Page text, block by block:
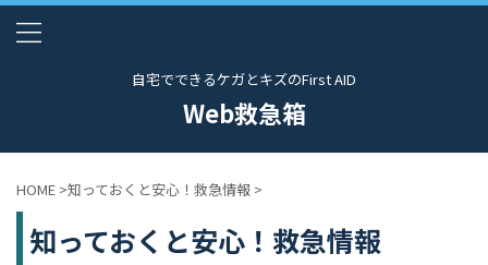
自宅でできるケガとキズのFirst AID
Web救急箱
HOME >知っておくと安心！救急情報 >
知っておくと安心！救急情報